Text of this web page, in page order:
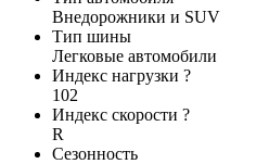
Внедорожники и SUV
Тип шины
Легковые автомобили
Индекс нагрузки ?
102
Индекс скорости ?
R
Сезонность